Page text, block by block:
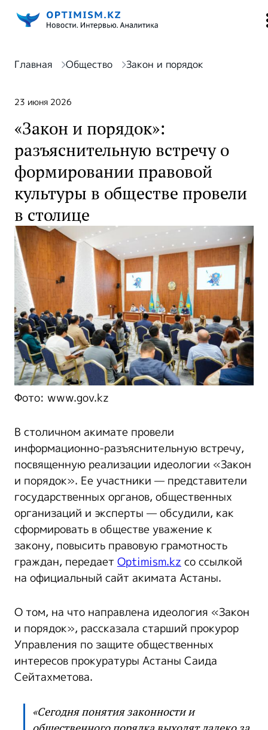
Главная Общество Закон и порядок
23 июня 2026
«Закон и порядок»:
разъяснительную встречу о
формировании правовой
культуры в обществе провели
в столице
Фото: www.gov.kz
В столичном акимате провели
информационно-разъяснительную встречу,
посвященную реализации идеологии «Закон
и порядок». Ее участники — представители
государственных органов, общественных
организаций и эксперты — обсудили, как
сформировать в обществе уважение к
закону, повысить правовую грамотность
граждан, передает Optimism.kz со ссылкой
на официальный сайт акимата Астаны.
О том, на что направлена идеология «Закон
и порядок», рассказала старший прокурор
Управления по защите общественных
интересов прокуратуры Астаны Саида
Сейтахметова.
«Сегодня понятия законности и